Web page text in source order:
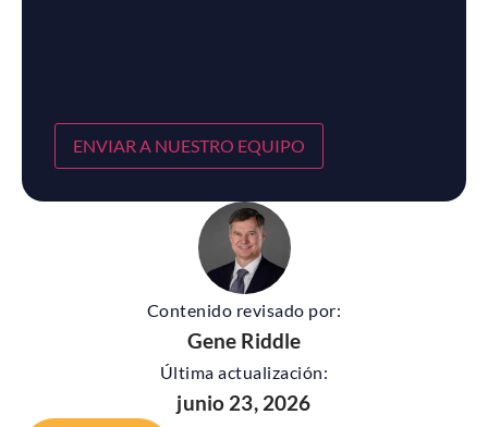
Contenido revisado por:
Gene Riddle
Última actualización:
junio 23, 2026
ENVIAR A NUESTRO EQUIPO